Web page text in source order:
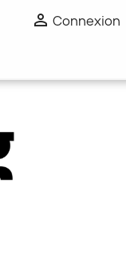
 Connexion